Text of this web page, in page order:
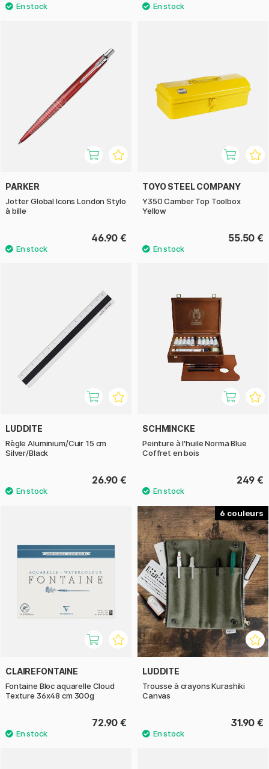
PARKER
Jotter Global Icons London Stylo
à bille
46.90 €
TOYO STEEL COMPANY
Y350 Camber Top Toolbox
Yellow
55.50 €
LUDDITE
Règle Aluminium/Cuir 15 cm
Silver/Black
26.90 €
SCHMINCKE
Peinture à l'huile Norma Blue
Coffret en bois
249 €
CLAIREFONTAINE
Fontaine Bloc aquarelle Cloud
Texture 36x48 cm 300g
72.90 €
6
LUDDITE
Trousse à crayons Kurashiki
Canvas
31.90 €